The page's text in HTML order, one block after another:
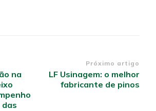
na
das
Próximo artigo
LF Usinagem: o melhor
fabricante de pinos